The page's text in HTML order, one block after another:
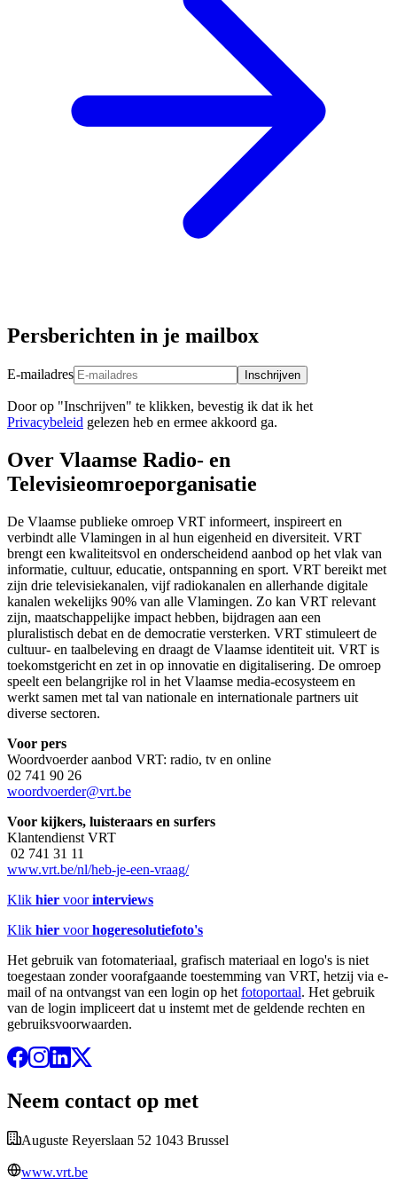
Persberichten in je mailbox
E-mailadres Inschrijven
Door op "Inschrijven" te klikken, bevestig ik dat ik het
Privacybeleid gelezen heb en ermee akkoord ga.
Over Vlaamse Radio- en
Televisieomroeporganisatie
De Vlaamse publieke omroep VRT informeert, inspireert en
verbindt alle Vlamingen in al hun eigenheid en diversiteit. VRT
brengt een kwaliteitsvol en onderscheidend aanbod op het vlak van
informatie, cultuur, educatie, ontspanning en sport. VRT bereikt met
zijn drie televisiekanalen, vijf radiokanalen en allerhande digitale
kanalen wekelijks 90% van alle Vlamingen. Zo kan VRT relevant
zijn, maatschappelijke impact hebben, bijdragen aan een
pluralistisch debat en de democratie versterken. VRT stimuleert de
cultuur- en taalbeleving en draagt de Vlaamse identiteit uit. VRT is
toekomstgericht en zet in op innovatie en digitalisering. De omroep
speelt een belangrijke rol in het Vlaamse media-ecosysteem en
werkt samen met tal van nationale en internationale partners uit
diverse sectoren.
Voor pers
Woordvoerder aanbod VRT: radio, tv en online
02 741 90 26
woordvoerder@vrt.be
Voor kijkers, luisteraars en surfers
Klantendienst VRT
02 741 31 11
www.vrt.be/nl/heb-je-een-vraag/
Klik hier voorinterviews
Klik hier voorhogeresolutiefoto's
Het gebruik van fotomateriaal, grafisch materiaal en logo's is niet
toegestaan zonder voorafgaande toestemming van VRT, hetzij via e-
mail of na ontvangst van een login op het fotoportaal. Het gebruik
van de login impliceert dat u instemt met de geldende rechten en
gebruiksvoorwaarden.
Neem contact op met
Auguste Reyerslaan 52 1043 Brussel
www.vrt.be